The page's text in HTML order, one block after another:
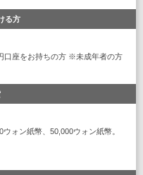
る方
口座をお持ちの方 ※未成年者の方
ォン紙幣、50,000ウォン紙幣。